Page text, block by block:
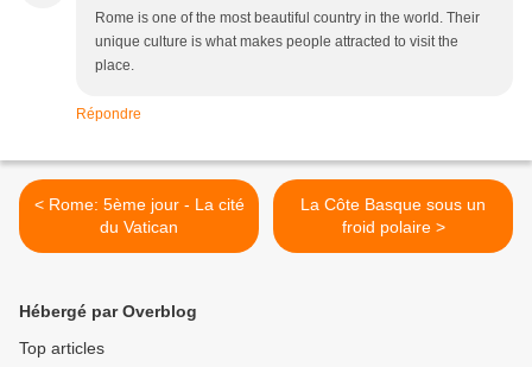
Rome is one of the most beautiful country in the world. Their
unique culture is what makes people attracted to visit the
place.
Répondre
< Rome: 5ème jour - La cité
du Vatican
La Côte Basque sous un
froid polaire >
Hébergé par Overblog
Top articles